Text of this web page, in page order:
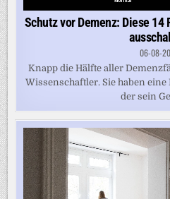
Schutz vor Demenz: Diese
06-08-
Knapp die Hälfte aller
Wissenschaftler. Sie haben
der sein